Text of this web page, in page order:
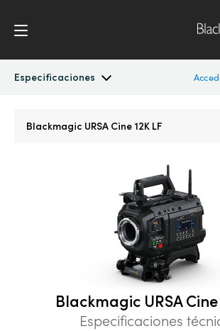
Especificaciones
Denmark
Blackmagic URSA Cine 12K LF
Blackmagic URSA Cine
Especificaciones